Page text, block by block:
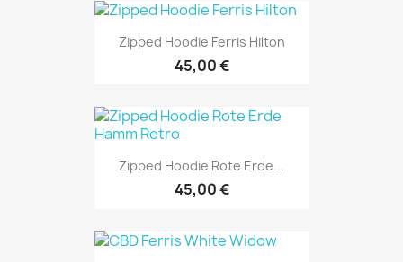
Zipped Hoodie Ferris Hilton
45,00 €
Zipped Hoodie Rote Erde...
45,00 €